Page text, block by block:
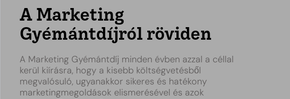
A Marketing
Gyémántdíjról röviden
A Marketing Gyémántdíj minden évben azzal a céllal
kerül kiírásra, hogy a kisebb költségvetésből
megvalósuló, ugyanakkor sikeres és hatékony
marketingmegoldások elismerésével és azok